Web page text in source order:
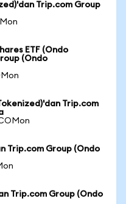
Trip.com Group
ETF (Ondo
(Ondo
Trip.com
Trip.com Group (Ondo
Trip.com Group (Ondo